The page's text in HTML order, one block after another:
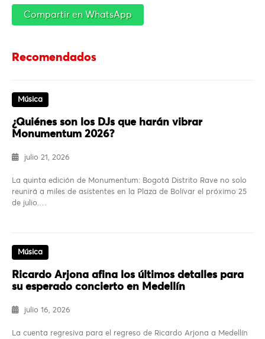
Compartir en WhatsApp
Recomendados
Música
¿Quiénes son los DJs que harán vibrar
Monumentum 2026?
julio 21, 2026
La quinta edición de Monumentum: Bogotá Distrito Rave no solo
reunirá a miles de asistentes en la Plaza de Bolívar el próximo 25
de julio.…
Música
Ricardo Arjona afina los últimos detalles para
su esperado concierto en Medellín
julio 16, 2026
La cuenta regresiva para el regreso de Ricardo Arjona a Medellín